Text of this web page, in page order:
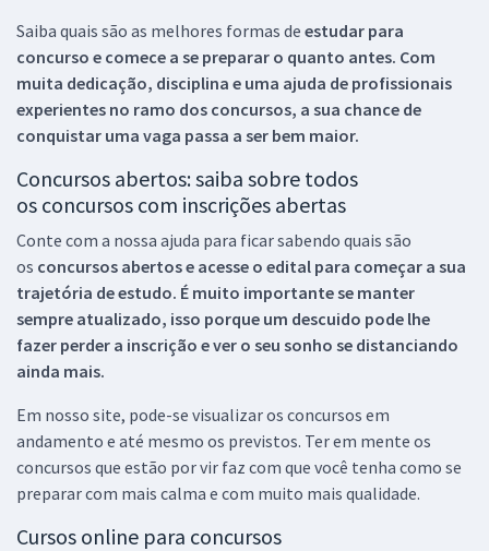
Saiba quais são as melhores formas de estudar para
concurso e comece a se preparar o quanto antes. Com
muita dedicação, disciplina e uma ajuda de profissionais
experientes no ramo dos concursos, a sua chance de
conquistar uma vaga passa a ser bem maior.
Concursos abertos: saiba sobre todos
os concursos com inscrições abertas
Conte com a nossa ajuda para ficar sabendo quais são
os concursos abertos e acesse o edital para começar a sua
trajetória de estudo. É muito importante se manter
sempre atualizado, isso porque um descuido pode lhe
fazer perder a inscrição e ver o seu sonho se distanciando
ainda mais.
Em nosso site, pode-se visualizar os concursos em
andamento e até mesmo os previstos. Ter em mente os
concursos que estão por vir faz com que você tenha como se
preparar com mais calma e com muito mais qualidade.
Cursos online para concursos